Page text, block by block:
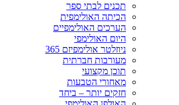
תכנים לבתי ספר
הכיתה האולימפית
הערכים האולימפיים
היום האולימפי
ניוזלטר אולימפיזם 365
מעורבות חברתית
תוכן מקצועי
מאחורי הטבעות
חזקים יותר – ביחד